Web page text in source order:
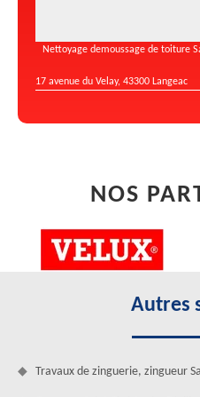
Nettoyage demoussage de toiture
17 avenue du Velay, 43300 Langeac
NOS
Autres
Travaux de zinguerie, zingueur